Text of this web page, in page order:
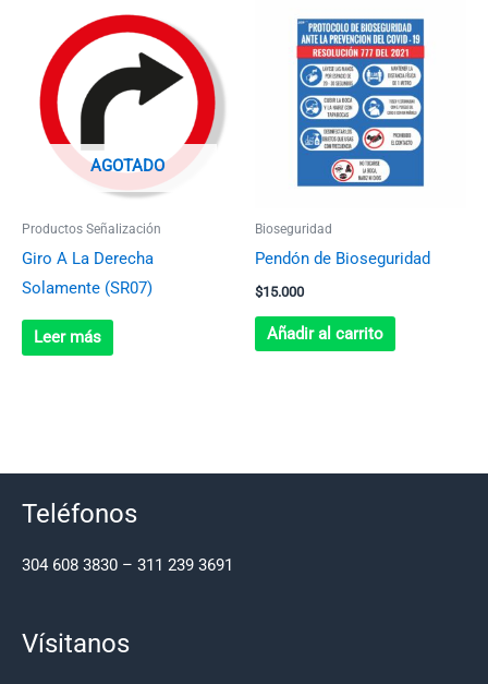
AGOTADO
Productos Señalización
Giro A La Derecha
Solamente (SR07)
Leer más
Bioseguridad
Pendón de Bioseguridad
$15.000
Añadir al carrito
Teléfonos
304 608 3830 – 311 239 3691
Vísitanos